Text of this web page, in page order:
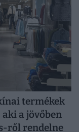
termékek
a jövőben
ről rendelne